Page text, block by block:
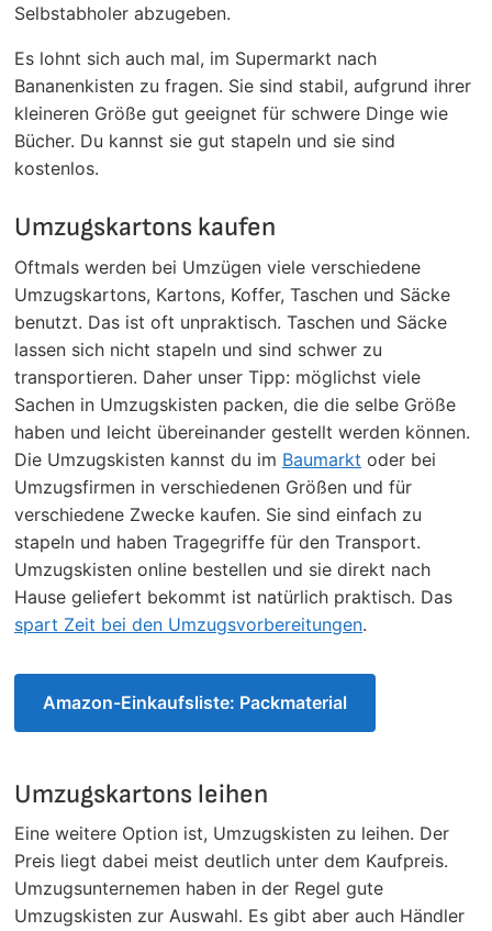
Selbstabholer abzugeben.
Es lohnt sich auch mal, im Supermarkt nach
Bananenkisten zu fragen. Sie sind stabil, aufgrund ihrer
kleineren Größe gut geeignet für schwere Dinge wie
Bücher. Du kannst sie gut stapeln und sie sind
kostenlos.
Umzugskartons kaufen
Oftmals werden bei Umzügen viele verschiedene
Umzugskartons, Kartons, Koffer, Taschen und Säcke
benutzt. Das ist oft unpraktisch. Taschen und Säcke
lassen sich nicht stapeln und sind schwer zu
transportieren. Daher unser Tipp: möglichst viele
Sachen in Umzugskisten packen, die die selbe Größe
haben und leicht übereinander gestellt werden können.
Die Umzugskisten kannst du im Baumarkt oder bei
Umzugsfirmen in verschiedenen Größen und für
verschiedene Zwecke kaufen. Sie sind einfach zu
stapeln und haben Tragegriffe für den Transport.
Umzugskisten online bestellen und sie direkt nach
Hause geliefert bekommt ist natürlich praktisch. Das
spart Zeit bei den Umzugsvorbereitungen.
Amazon-Einkaufsliste: Packmaterial
Umzugskartons leihen
Eine weitere Option ist, Umzugskisten zu leihen. Der
Preis liegt dabei meist deutlich unter dem Kaufpreis.
Umzugsunternemen haben in der Regel gute
Umzugskisten zur Auswahl. Es gibt aber auch Händler